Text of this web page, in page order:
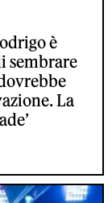
è
sembrare
La